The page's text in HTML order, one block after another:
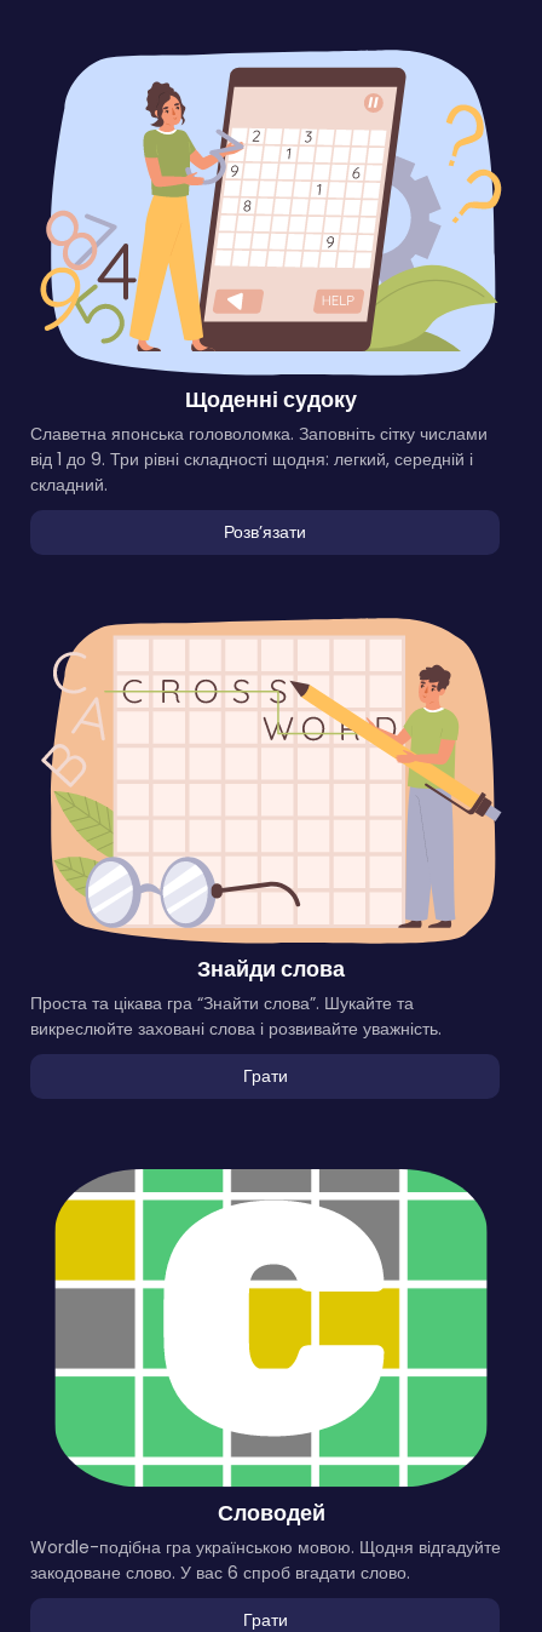
Щоденні судоку
Славетна японська головоломка. Заповніть сітку числами
від 1 до 9. Три рівні складності щодня: легкий, середній і
складний.
Розвʼязати
Знайди слова
Проста та цікава гра “Знайти слова”. Шукайте та
викреслюйте заховані слова і розвивайте уважність.
Грати
Словодей
Wordle-подібна гра українською мовою. Щодня відгадуйте
закодоване слово. У вас 6 спроб вгадати слово.
Грати